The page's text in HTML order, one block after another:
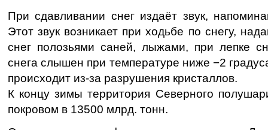
При сдавливании снег издаёт звук,
Этот звук возникает при ходьбе по снегу,
снег полозьями саней, лыжами, при лепке
снега слышен при температуре ниже −2
происходит из-за разрушения кристаллов.
К концу зимы территория Северного
покровом в 13500 млрд. тонн.